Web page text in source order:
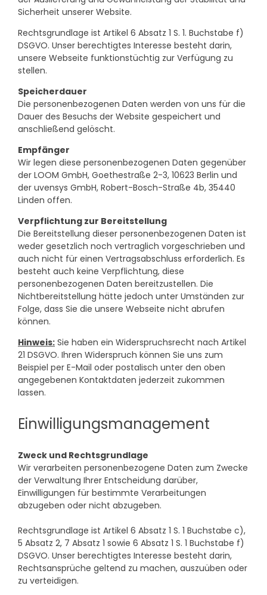
Sicherheit unserer Website.
Rechtsgrundlage ist Artikel 6 Absatz 1 S. 1. Buchstabe f)
DSGVO. Unser berechtigtes Interesse besteht darin,
unsere Webseite funktionstüchtig zur Verfügung zu
stellen.
Speicherdauer
Die personenbezogenen Daten werden von uns für die
Dauer des Besuchs der Website gespeichert und
anschließend gelöscht.
Empfänger
Wir legen diese personenbezogenen Daten gegenüber
der LOOM GmbH, Goethestraße 2-3, 10623 Berlin und
der uvensys GmbH, Robert-Bosch-Straße 4b, 35440
Linden offen.
Verpflichtung zur Bereitstellung
Die Bereitstellung dieser personenbezogenen Daten ist
weder gesetzlich noch vertraglich vorgeschrieben und
auch nicht für einen Vertragsabschluss erforderlich. Es
besteht auch keine Verpflichtung, diese
personenbezogenen Daten bereitzustellen. Die
Nichtbereitstellung hätte jedoch unter Umständen zur
Folge, dass Sie die unsere Webseite nicht abrufen
können.
Hinweis: Sie haben ein Widerspruchsrecht nach Artikel
21 DSGVO. Ihren Widerspruch können Sie uns zum
Beispiel per E-Mail oder postalisch unter den oben
angegebenen Kontaktdaten jederzeit zukommen
lassen.
Einwilligungsmanagement
Zweck und Rechtsgrundlage
Wir verarbeiten personenbezogene Daten zum Zwecke
der Verwaltung Ihrer Entscheidung darüber,
Einwilligungen für bestimmte Verarbeitungen
abzugeben oder nicht abzugeben.
Rechtsgrundlage ist Artikel 6 Absatz 1 S. 1 Buchstabe c),
5 Absatz 2, 7 Absatz 1 sowie 6 Absatz 1 S. 1 Buchstabe f)
DSGVO. Unser berechtigtes Interesse besteht darin,
Rechtsansprüche geltend zu machen, auszuüben oder
zu verteidigen.